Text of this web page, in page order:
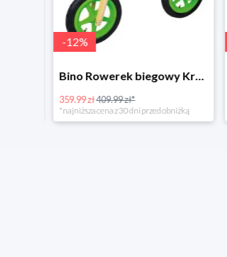
-12%
Bino Rowerek biegowy Krecik
359.99 zł409.99 zł*
*najniższa cena z 30 dni przed obniżką